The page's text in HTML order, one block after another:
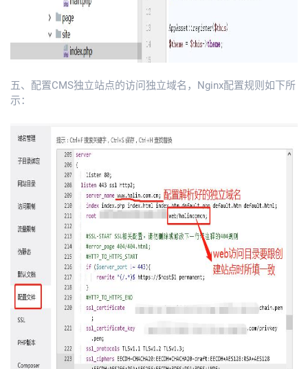
五、配置CMS独立站点的访问独立域名，Nginx配置规则如下所
示：